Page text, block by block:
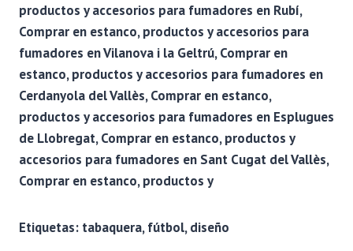
productos y accesorios para fumadores en Rubí,
Comprar en estanco, productos y accesorios para
fumadores en Vilanova i la Geltrú, Comprar en
estanco, productos y accesorios para fumadores en
Cerdanyola del Vallès, Comprar en estanco,
productos y accesorios para fumadores en Esplugues
de Llobregat, Comprar en estanco, productos y
accesorios para fumadores en Sant Cugat del Vallès,
Comprar en estanco, productos y
Etiquetas: tabaquera, fútbol, diseño